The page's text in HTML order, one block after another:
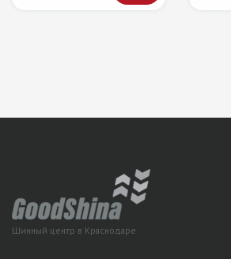
Шинный центр в Краснодаре